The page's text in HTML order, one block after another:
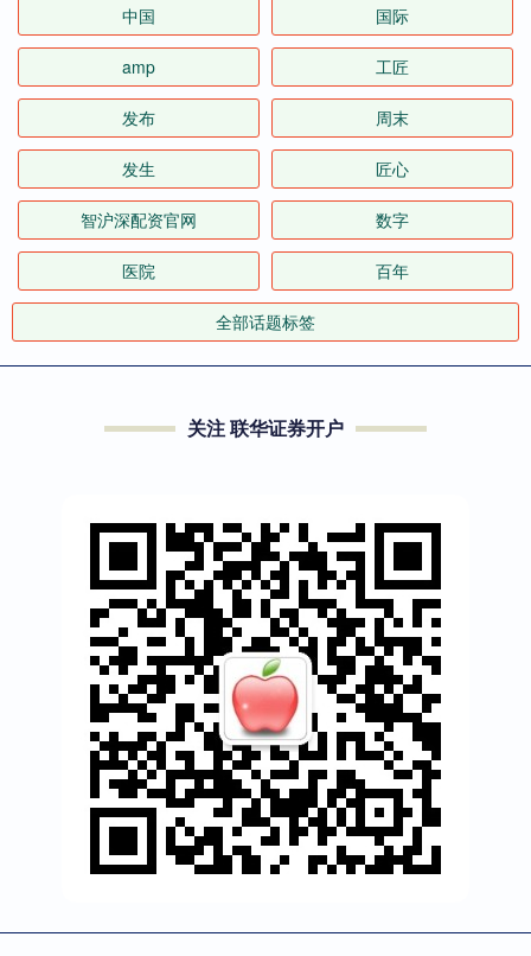
中国 国际
amp 工匠
发布 周末
发生 匠心
智沪深配资官网 数字
医院 百年
全部话题标签
关注 联华证券开户